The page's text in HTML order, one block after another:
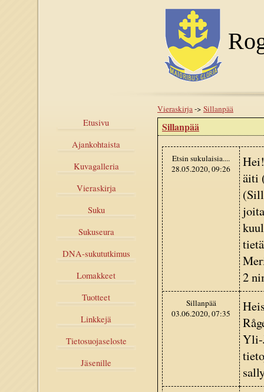
Etusivu
Ajankohtaista
Kuvagalleria
Vieraskirja
Suku
Sukuseura
DNA-sukututkimus
Lomakkeet
Tuotteet
Linkkejä
Tietosuojaseloste
Jäsenille
Vieraskirja-> Sillanpää
Sillanpää
Etsin sukulaisia....
28.05.2020, 09:26
äiti
2
Sillanpää
03.06.2020, 07:35
Yli-